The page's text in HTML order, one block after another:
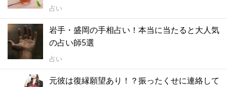
占い
岩手・盛岡の手相占い！本当に当たると大人気
の占い師5選
占い
元彼は復縁願望あり！？振ったくせに連絡して